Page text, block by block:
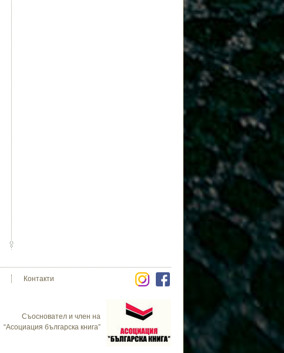
Контакти
Съосновател и член на
“Асоциация българска книга”